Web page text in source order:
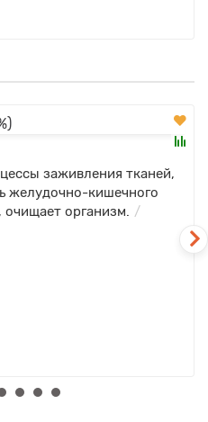
заживления тканей,
желудочно-кишечного
очищает организм.